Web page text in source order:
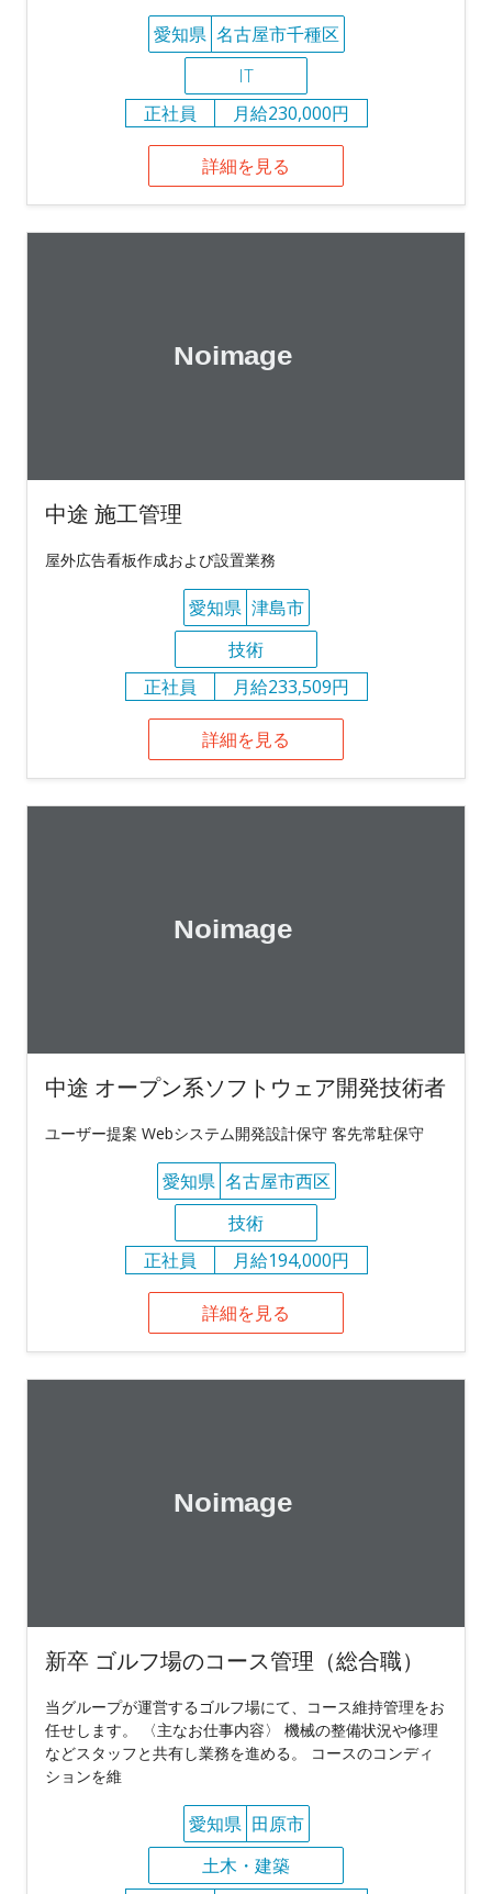
愛知県 名古屋市千種区
IT
正社員
月給230,000円
詳細を見る
中途 施工管理
屋外広告看板作成および設置業務
愛知県 津島市
技術
正社員
月給233,509円
詳細を見る
中途 オープン系ソフトウェア開発技術者
ユーザー提案 Webシステム開発設計保守 客先常駐保守
愛知県 名古屋市西区
技術
正社員
月給194,000円
詳細を見る
新卒 ゴルフ場のコース管理（総合職）
当グループが運営するゴルフ場にて、コース維持管理をお
任せします。 〈主なお仕事内容〉 機械の整備状況や修理
などスタッフと共有し業務を進める。 コースのコンディ
ションを維
愛知県 田原市
土木・建築